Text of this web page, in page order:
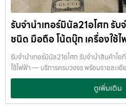
สเปกแรง ราคาคุ้ม มือถือ Xiaomi ได้รับคว
ตลาดมือสองเริ่มแข็งแรงขึ้น รุ่นที่แนะนำ:
Pro Redmi Note 13 Pro+ แม้ราคาจะไม่สู
รับจำนำโทรศัพท์ Xiaomi ได้ในราคาที่คุ้มค่า
ระยะสั้นค่ะ OPPO รุ่นที่ร้านรับจำนำสนใจ
และมีฐานลูกค้าค่อนข้างกว้าง รุ่นที่รับจำนำ
Pro OPPO Reno 11 Pro เหมาะสำหรับก
พาะรุ่นท็อปหรือรุ่นที่สภาพดีครบกล่องค่ะ
กลุ่มนี้เป็นสายเฉพาะทาง แต่ยังสามารถนำ
รับจำนำเทอร์มินัล21อโศก รั
ชนิด มือถือ โน้ตบุ๊ก เครื่องใช้
รับจำนำเทอร์มินัล21อโศก รับจำนำสินค้าไ
ใช้ไฟฟ้า — บริการครบวงจร พร้อมรายละเ
ไอทีทุกชนิด พร้อมให้บริการในเขต ลาดพร้
รามอินทรา บางนา ด้วยมาตรฐาน รวดเร็ว ป
อร์มินัล21อโศก — รับจำนำสินค้าไอทีทุกชนิ
ดูเพิ่มเติม